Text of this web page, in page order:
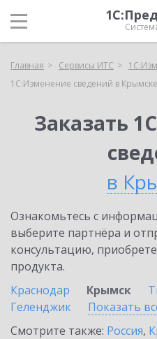
Главная Сервисы ИТС
1С:Изменение сведений в Крымске
Заказать
в
Ознакомьтесь с
выберите партнёра и
консультацию,
продукта.
Краснодар
Крымск
Геленджик
Показать
Смотрите также: Россия,